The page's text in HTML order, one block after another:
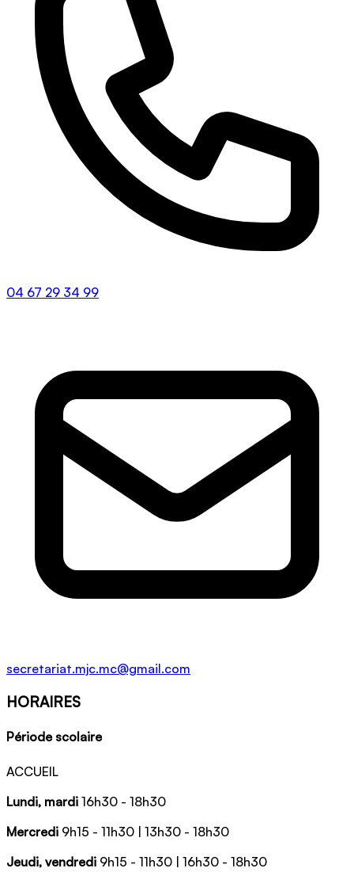
04 67 29 34 99
secretariat.mjc.mc@gmail.com
HORAIRES
Période scolaire
ACCUEIL
Lundi, mardi 16h30 - 18h30
Mercredi 9h15 - 11h30 | 13h30 - 18h30
Jeudi, vendredi 9h15 - 11h30 | 16h30 - 18h30